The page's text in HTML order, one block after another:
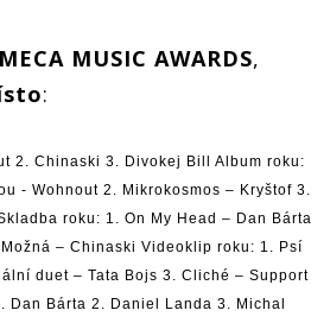
MUSIC AWARDS,
:
2. Chinaski 3. Divokej Bill Album roku:
- Wohnout 2. Mikrokosmos – Kryštof 3.
roku: 1. On My Head – Dan Bárta
– Chinaski Videoklip roku: 1. Psí
duet – Tata Bojs 3. Cliché – Support
Dan Bárta 2. Daniel Landa 3. Michal